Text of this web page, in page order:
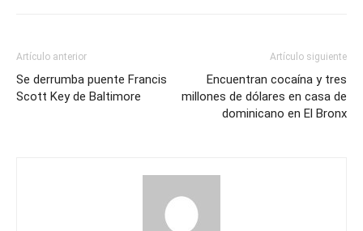
Artículo anterior
Se derrumba puente Francis
Scott Key de Baltimore
Artículo siguiente
Encuentran cocaína y tres
millones de dólares en casa de
dominicano en El Bronx